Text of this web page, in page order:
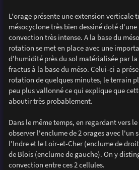
L'orage présente une extension verticale
mésocyclone très bien dessiné doté
convection très intense. A la base du
rotation se met en place avec une
d'humidité près du sol matérialisée par
fractus à la base du méso. Celui-ci a
rotation de quelques minutes, le terrain
peu plus vallonné ce qui explique que
aboutir très probablement.
Dans le même temps, en regardant vers
observer l'enclume de 2 orages avec l'un
l'Indre et le Loir-et-Cher (enclume de
de Blois (enclume de gauche). On y
convection entre ces 2 cellules.